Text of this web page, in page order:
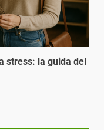
stress: la guida del